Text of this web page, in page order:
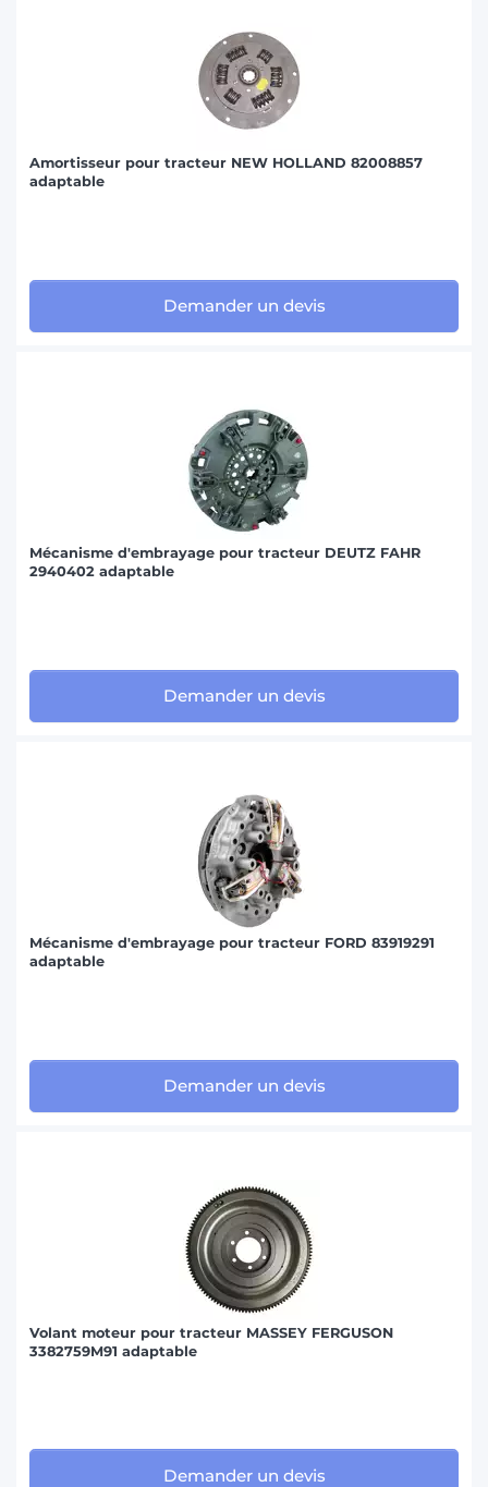
Amortisseur pour tracteur NEW HOLLAND 82008857
adaptable
Demander un devis
Mécanisme d'embrayage pour tracteur DEUTZ FAHR
2940402 adaptable
Demander un devis
Mécanisme d'embrayage pour tracteur FORD 83919291
adaptable
Demander un devis
Volant moteur pour tracteur MASSEY FERGUSON
3382759M91 adaptable
Demander un devis